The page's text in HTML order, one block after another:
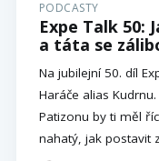
PODCASTY
Expe Talk 50:
a táta se
Na jubilejní 50. díl
Haráče alias
Patizonu by ti měl
nahatý, jak postavit